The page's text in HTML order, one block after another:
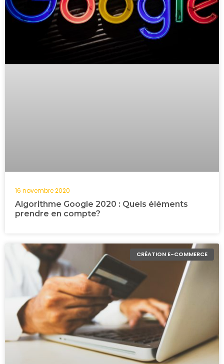
Algorithme Google 2020 : Quels éléments
prendre en compte?
16 novembre 2020
CRÉATION E-COMMERCE